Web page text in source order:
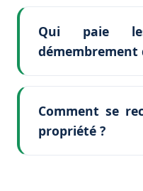
Qui paie
démembrement
Comment se
propriété ?